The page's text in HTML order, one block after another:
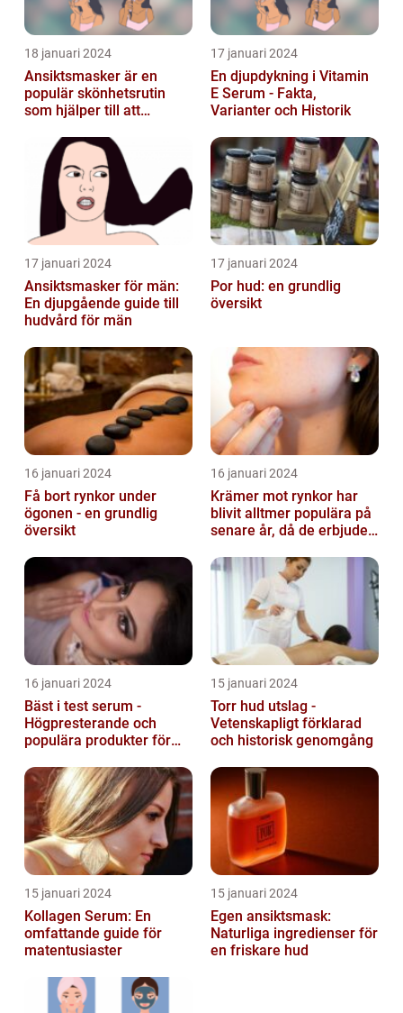
18 januari 2024
Ansiktsmasker är en
populär skönhetsrutin
som hjälper till att
huden
17 januari 2024
En djupdykning i Vitamin
E Serum - Fakta,
Varianter och Historik
17 januari 2024
Ansiktsmasker för män:
En djupgående guide till
hudvård för män
17 januari 2024
Por hud: en grundlig
översikt
16 januari 2024
Få bort rynkor under
ögonen - en grundlig
översikt
16 januari 2024
Krämer mot rynkor har
blivit alltmer populära på
senare år, då de erbjuder
lösni...
16 januari 2024
Bäst i test serum -
Högpresterande och
populära produkter för
15 januari 2024
Torr hud utslag -
Vetenskapligt förklarad
och historisk genomgång
15 januari 2024
Kollagen Serum: En
omfattande guide för
matentusiaster
15 januari 2024
Egen ansiktsmask:
Naturliga ingredienser för
en friskare hud